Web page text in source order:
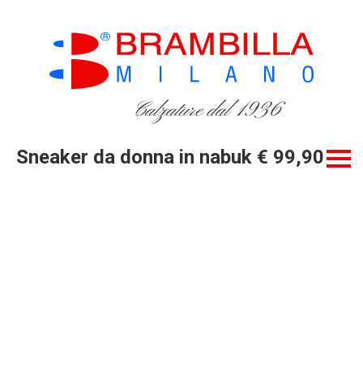
Calzature dal 1936
Sneaker da donna in nabuk € 99,90